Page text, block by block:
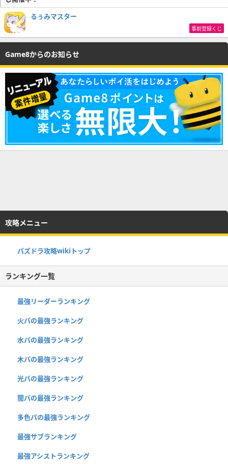
るぅみマスター
事前登録くじ
Game8からのお知らせ
攻略メニュー
パズドラ攻略wikiトップ
ランキング一覧
最強リーダーランキング
火パの最強ランキング
水パの最強ランキング
木パの最強ランキング
光パの最強ランキング
闇パの最強ランキング
多色パの最強ランキング
最強サブランキング
最強アシストランキング